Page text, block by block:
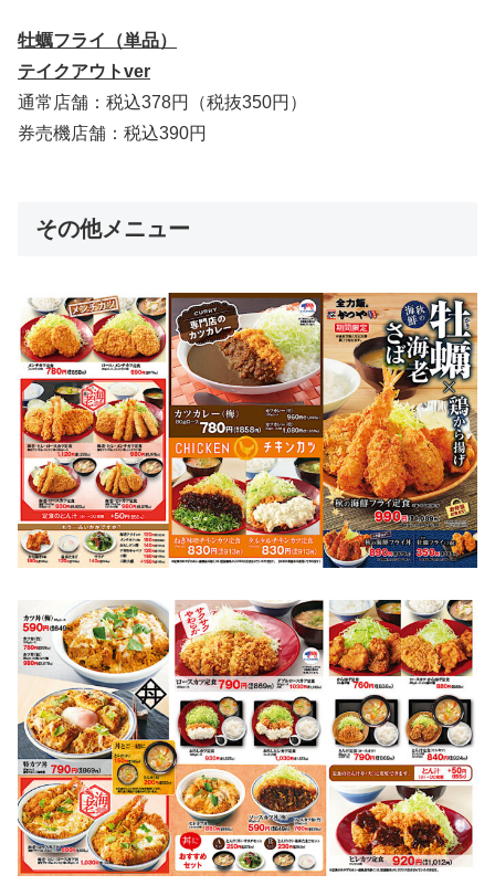
牡蠣フライ（単品）
テイクアウトver
通常店舗：税込378円（税抜350円）
券売機店舗：税込390円
その他メニュー